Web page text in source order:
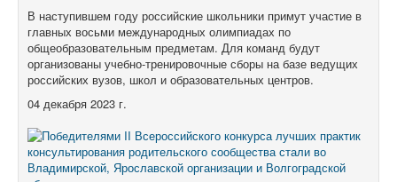
В наступившем году российские школьники примут участие в
главных восьми международных олимпиадах по
общеобразовательным предметам. Для команд будут
организованы учебно-тренировочные сборы на базе ведущих
российских вузов, школ и образовательных центров.
04 декабря 2023 г.